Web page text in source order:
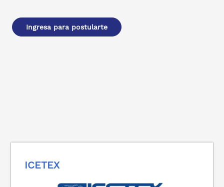
Ingresa para postularte
ICETEX